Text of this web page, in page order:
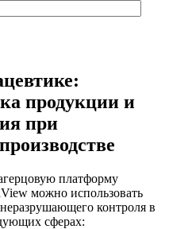
продукции и
при
платформу
можно использовать
контроля в
сферах: